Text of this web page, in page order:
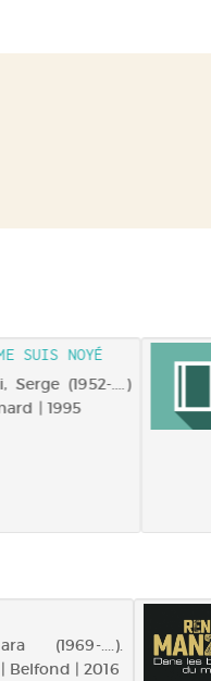
SUIS NOYÉ
Serge (1952-....)
| 1995
(1969-....).
Belfond | 2016